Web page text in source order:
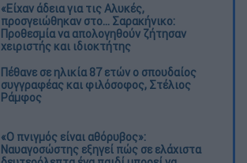
«Είχαν άδεια για τις Αλυκές,
προσγειώθηκαν στο... Σαρακήνικο:
Προθεσμία να απολογηθούν ζήτησαν
χειριστής και ιδιοκτήτης
Πέθανε σε ηλικία 87 ετών ο σπουδαίος
συγγραφέας και φιλόσοφος, Στέλιος
Ράμφος
«Ο πνιγμός είναι αθόρυβος»:
Ναυαγοσώστης εξηγεί πώς σε ελάχιστα